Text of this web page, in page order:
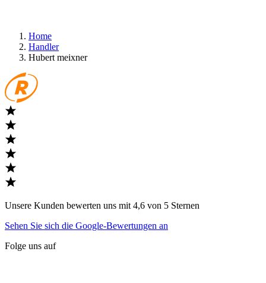
Home
Handler
Hubert meixner
Unsere Kunden bewerten uns mit 4,6 von 5 Sternen
Sehen Sie sich die Google-Bewertungen an
Folge uns auf